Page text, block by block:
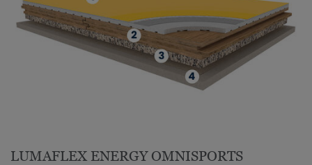
LUMAFLEX ENERGY OMNISPORTS